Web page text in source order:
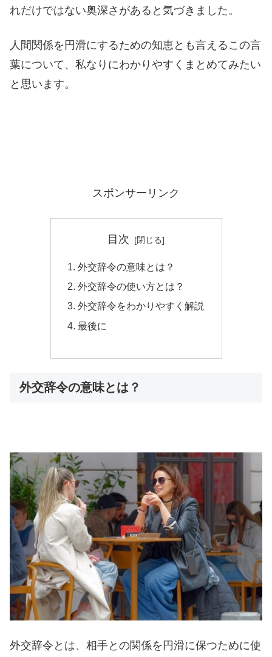
れだけではない奥深さがあると気づきました。
人間関係を円滑にするための知恵とも言えるこの言
葉について、私なりにわかりやすくまとめてみたい
と思います。
スポンサーリンク
目次
外交辞令の意味とは？
外交辞令の使い方とは？
外交辞令をわかりやすく解説
最後に
外交辞令の意味とは？
外交辞令とは、相手との関係を円滑に保つために使